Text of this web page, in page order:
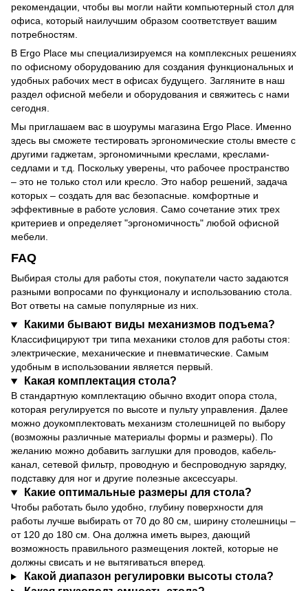
рекомендации, чтобы вы могли найти компьютерный стол для
офиса, который наилучшим образом соответствует вашим
потребностям.
В Ergo Place мы специализируемся на комплексных решениях
по офисному оборудованию для создания функциональных и
удобных рабочих мест в офисах будущего. Загляните в наш
раздел офисной мебели и оборудования и свяжитесь с нами
сегодня.
Мы приглашаем вас в шоурумы магазина Ergo Place. Именно
здесь вы сможете тестировать эргономические столы вместе с
другими гаджетам, эргономичными креслами, креслами-
седлами и т.д. Поскольку уверены, что рабочее пространство
– это не только стол или кресло. Это набор решений, задача
которых – создать для вас безопасные. комфортные и
эффективные в работе условия. Само сочетание этих трех
критериев и определяет "эргономичность" любой офисной
мебели.
FAQ
Выбирая столы для работы стоя, покупатели часто задаются
разными вопросами по функционалу и использованию стола.
Вот ответы на самые популярные из них.
Какими бывают виды механизмов подъема?
Классифицируют три типа механики столов для работы стоя:
электрические, механические и пневматические. Самым
удобным в использовании является первый.
Какая комплектация стола?
В стандартную комплектацию обычно входит опора стола,
которая регулируется по высоте и пульту управления. Далее
можно доукомплектовать механизм столешницей по выбору
(возможны различные материалы формы и размеры). По
желанию можно добавить заглушки для проводов, кабель-
канал, сетевой фильтр, проводную и беспроводную зарядку,
подставку для ног и другие полезные аксессуары.
Какие оптимальные размеры для стола?
Чтобы работать было удобно, глубину поверхности для
работы лучше выбирать от 70 до 80 см, ширину столешницы –
от 120 до 180 см. Она должна иметь вырез, дающий
возможность правильного размещения локтей, которые не
должны свисать и не вытягиваться вперед.
Какой диапазон регулировки высоты стола?